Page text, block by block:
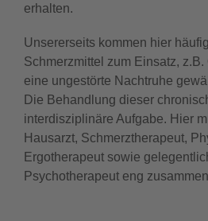
erhalten.
Unsererseits kommen hier
Schmerzmittel zum Einsatz,
eine ungestörte Nachtruhe
Die Behandlung dieser
interdisziplinäre Aufgabe. Hier
Hausarzt, Schmerztherapeut,
Ergotherapeut sowie
Psychotherapeut eng